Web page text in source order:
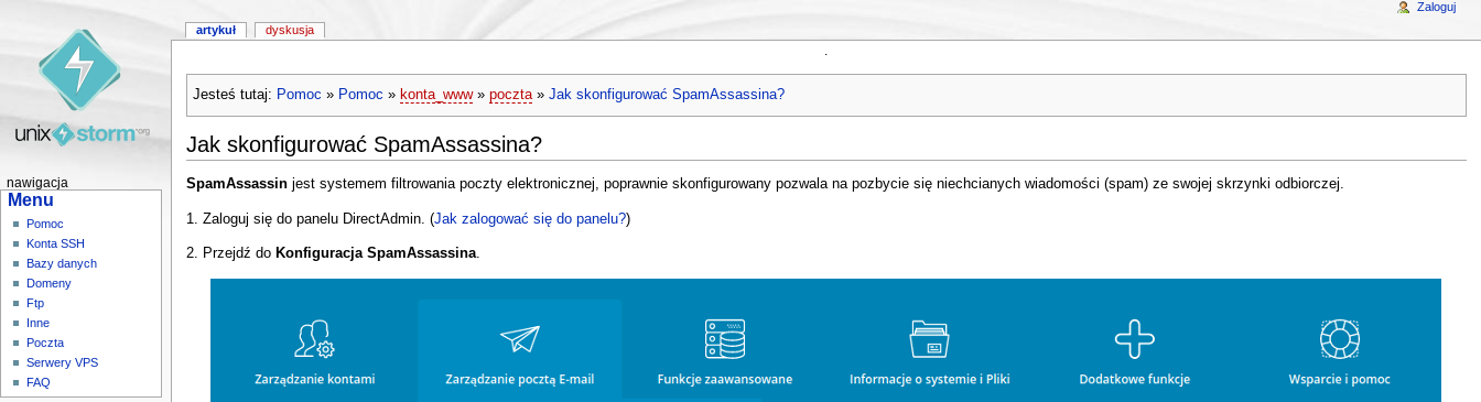
Jesteś tutaj: Pomoc » Pomoc » konta_www» poczta» Jak skonfigurować SpamAssassina?
Jak skonfigurować SpamAssassina?
SpamAssassinjest systemem filtrowania poczty elektronicznej, poprawnie skonfigurowany pozwala na pozbycie się niechcianych wiadomości (spam) ze swojej skrzynki odbiorczej.
1. Zaloguj się do panelu DirectAdmin. (Jak zalogować się do panelu?)
2. Przejdź do Konfiguracja SpamAssassina.
artykuł dyskusja
Zaloguj
nawigacja
Menu
Pomoc
Konta SSH
Bazy danych
Domeny
Ftp
Inne
Poczta
Serwery VPS
FAQ